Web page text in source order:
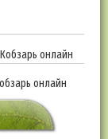
Кобзарь онлайн
Кобзарь онлайн